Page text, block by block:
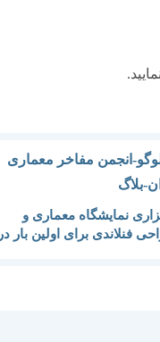
نمایشگاه معماری و
فنلاندی برای اولین بار در